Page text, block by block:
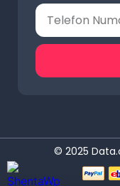
© 2025